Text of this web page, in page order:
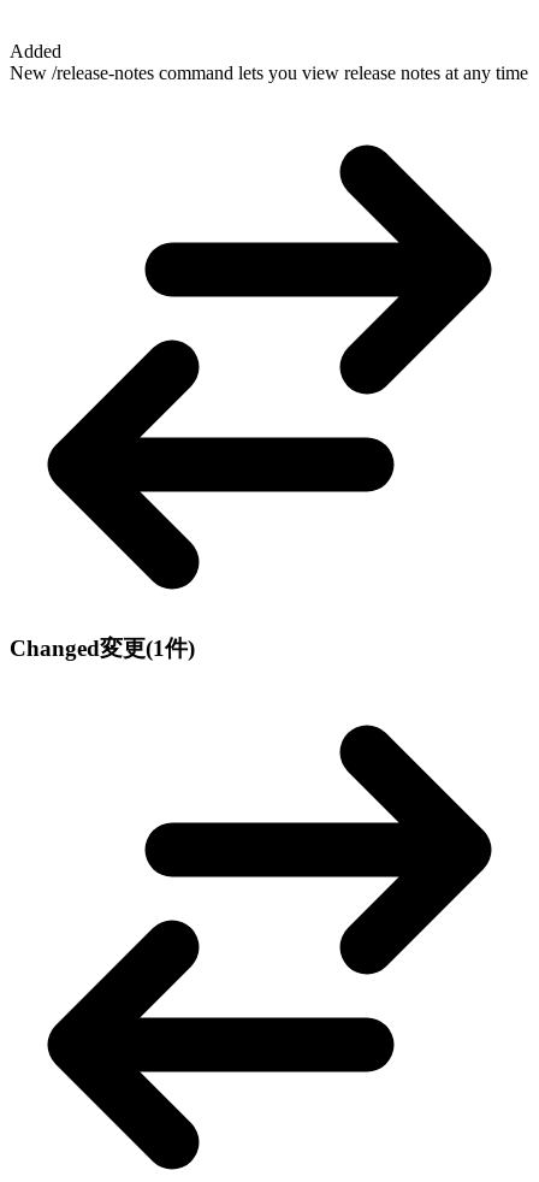
Added
New /release-notes command lets you view release notes at any time
Changed変更(1件)